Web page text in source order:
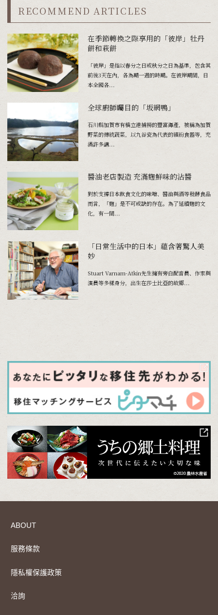
RECOMMEND ARTICLES
在季節轉換之際享用的「彼岸」牡丹
餅和萩餅
「彼岸」是指以春分之日或秋分之日為基準，包含其
前後3天在內，各為期一週的時期。在彼岸期間，日
本全國各...
全球廚師矚目的「坂網鴨」
石川縣加賀市有橋立港捕撈的豐富海產，被稱為加賀
野菜的傳統蔬菜，以九谷瓷為代表的繽紛食器等，充
滿許多講...
醬油老店製造 充滿麴鮮味的沾醬
對於支撐日本飲食文化的味噌、醬油與酒等發酵食品
而言，「麴」是不可或缺的存在。為了延續麴的文
化，有一間...
「日常生活中的日本」蘊含著驚人美
妙
Stuart Varnam-Atkin先生擁有旁白配音員、作家與
演員等多樣身分，出生在莎士比亞的故鄉...
ABOUT
服務條款
隱私權保護政策
洽詢